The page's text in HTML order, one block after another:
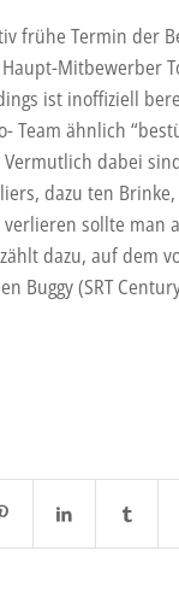
frühe Termin der
Mitbewerber
ist inoffiziell
Team ähnlich
dabei
dazu ten
sollte man
dazu, auf dem
Buggy (SRT